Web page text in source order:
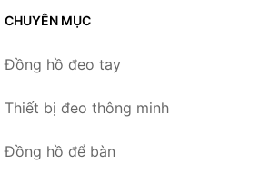
CHUYÊN MỤC
Đồng hồ đeo tay
Thiết bị đeo thông minh
Đồng hồ để bàn